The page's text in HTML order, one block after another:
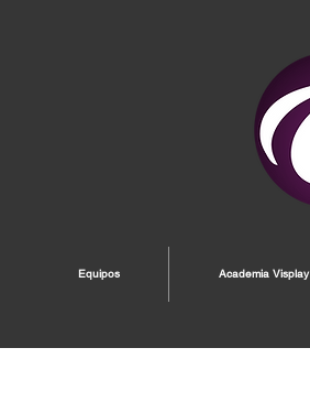
Equipos Academia Visplay